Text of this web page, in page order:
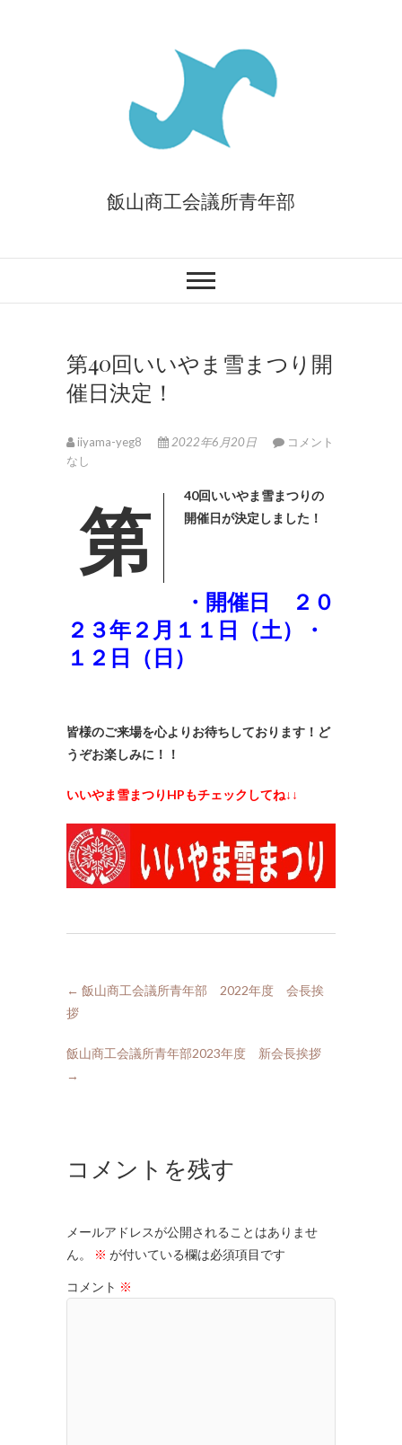
飯山商工会議所青年部
第40回いいやま雪まつり開
催日決定！
iiyama-yeg8 2022年6月20日
コメント
なし
第40回いいやま雪まつりの 開催日が決定しました！
・開催日 ２０
２３年２月１１日（土）・
１２日（日）
皆様のご来場を心よりお待ちしております！ど
うぞお楽しみに！！
いいやま雪まつりHPもチェックしてね↓↓
← 飯山商工会議所青年部 2022年度 会長挨
拶
飯山商工会議所青年部2023年度 新会長挨拶
→
コメントを残す
メールアドレスが公開されることはありませ
ん。
※ が付いている欄は必須項目です
コメント ※